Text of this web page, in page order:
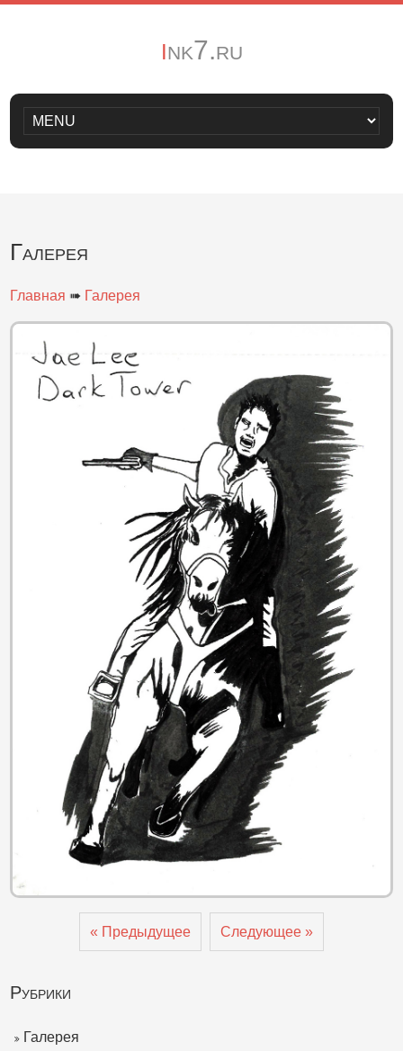
ink7.ru
Галерея
Главная ➠ Галерея
« Предыдущее Следующее »
Рубрики
Галерея